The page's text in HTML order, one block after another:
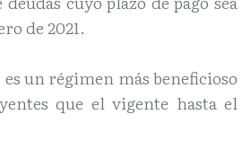
de 2021.
es un régimen más beneficioso
que el vigente hasta el